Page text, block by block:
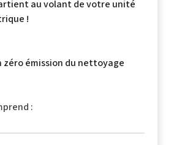
au volant de votre unité
!
zéro émission du nettoyage
: